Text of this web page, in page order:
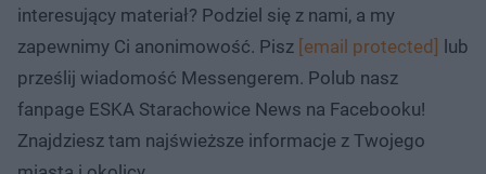
interesujący materiał? Podziel się z nami, a my
zapewnimy Ci anonimowość. Pisz [email protected]
lub
prześlij wiadomość Messengerem. Polub nasz
fanpage ESKA Starachowice News na Facebooku!
Znajdziesz tam najświeższe informacje z Twojego